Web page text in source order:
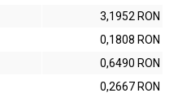
3,1952 RON
0,1808 RON
0,6490 RON
0,2667 RON